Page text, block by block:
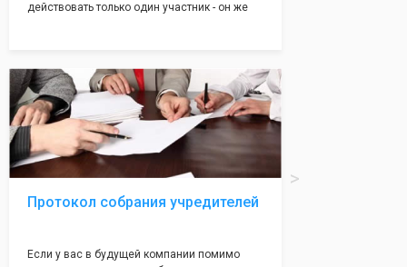
действовать только один участник - он же
грамотно составят данное заявление, а Вам
нужно будет только поставить подпись на
нём!
Протокол собрания учредителей
Если у вас в будущей компании помимо